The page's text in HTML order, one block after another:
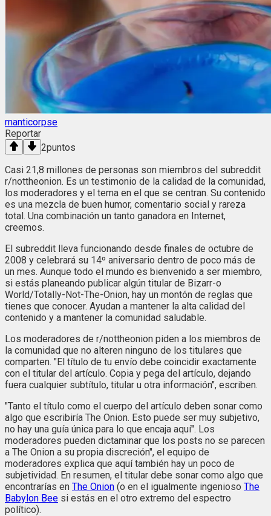
manticorpse
Reportar
2puntos
Casi 21,8 millones de personas son miembros del subreddit
r/nottheonion. Es un testimonio de la calidad de la comunidad,
los moderadores y el tema en el que se centran. Su contenido
es una mezcla de buen humor, comentario social y rareza
total. Una combinación un tanto ganadora en Internet,
creemos.
El subreddit lleva funcionando desde finales de octubre de
2008 y celebrará su 14º aniversario dentro de poco más de
un mes. Aunque todo el mundo es bienvenido a ser miembro,
si estás planeando publicar algún titular de Bizarr-o
World/Totally-Not-The-Onion, hay un montón de reglas que
tienes que conocer. Ayudan a mantener la alta calidad del
contenido y a mantener la comunidad saludable.
Los moderadores de r/nottheonion piden a los miembros de
la comunidad que no alteren ninguno de los titulares que
comparten. "El título de tu envío debe coincidir exactamente
con el titular del artículo. Copia y pega del artículo, dejando
fuera cualquier subtítulo, titular u otra información", escriben.
"Tanto el título como el cuerpo del artículo deben sonar como
algo que escribiría The Onion. Esto puede ser muy subjetivo,
no hay una guía única para lo que encaja aquí". Los
moderadores pueden dictaminar que los posts no se parecen
a The Onion a su propia discreción", el equipo de
moderadores explica que aquí también hay un poco de
subjetividad. En resumen, el titular debe sonar como algo que
encontrarías en The Onion (o en el igualmente ingenioso The
Babylon Bee si estás en el otro extremo del espectro
político).